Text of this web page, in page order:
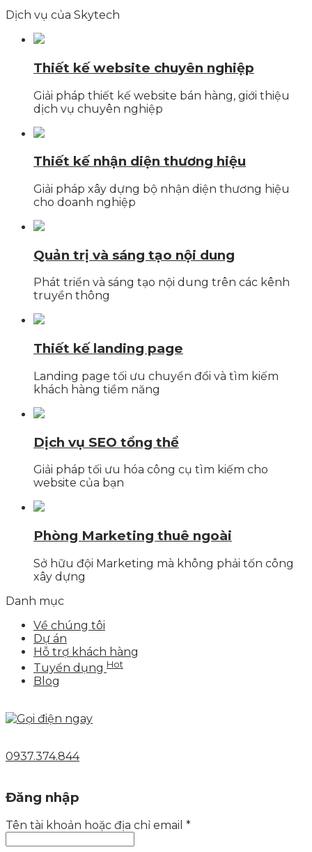
Dịch vụ của Skytech
Thiết kế website chuyên nghiệp
Giải pháp thiết kế website bán hàng, giới thiệu
dịch vụ chuyên nghiệp
Thiết kế nhận diện thương hiệu
Giải pháp xây dựng bộ nhận diện thương hiệu
cho doanh nghiệp
Quản trị và sáng tạo nội dung
Phát triển và sáng tạo nội dung trên các kênh
truyền thông
Thiết kế landing page
Landing page tối ưu chuyển đổi và tìm kiếm
khách hàng tiềm năng
Dịch vụ SEO tổng thể
Giải pháp tối ưu hóa công cụ tìm kiếm cho
website của bạn
Phòng Marketing thuê ngoài
Sở hữu đội Marketing mà không phải tốn công
xây dựng
Danh mục
Về chúng tôi
Dự án
Hỗ trợ khách hàng
Tuyển dụng Hot
Blog
0937.374.844
Đăng nhập
Tên tài khoản hoặc địa chỉ email *